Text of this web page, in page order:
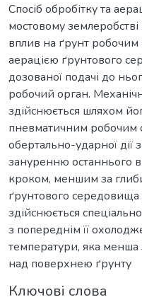
Спосіб обробітку та
мостовому
вплив на ґрунт
аерацією ґрунтового
дозованої подачі до
робочий орган.
здійснюється шляхом
пневматичним робочим
обертально-ударної дії
зануренню останнього
кроком, меншим за
ґрунтового середовища
здійснюється
з попереднім її
температури, яка
над поверхнею ґрунту
Ключові слова